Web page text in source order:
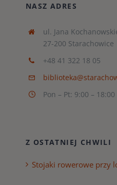
NASZ ADRES
ul. Jana
27-200 Starachowice
+48 41 322 18 05
Pon – Pt: 9:00 – 18:00
Z OSTATNIEJ CHWILI
Stojaki rowerowe przy